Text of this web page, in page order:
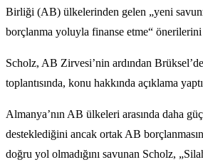
Birliği (AB) ülkelerinden gelen „yeni
borçlanma yoluyla finanse etme“
Scholz, AB Zirvesi’nin ardından
toplantısında, konu hakkında açıklama
Almanya’nın AB ülkeleri arasında daha
desteklediğini ancak ortak AB
doğru yol olmadığını savunan Scholz,